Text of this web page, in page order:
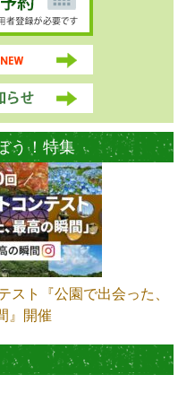
う！特集
スト『公園で出会った、
』開催